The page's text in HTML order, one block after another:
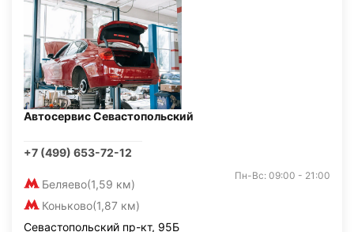
Автосервис Севастопольский
+7 (499) 653-72-12
Беляево(1,59 км)
Коньково(1,87 км)
Пн-Вс: 09:00 - 21:00
Севастопольский пр-кт, 95Б